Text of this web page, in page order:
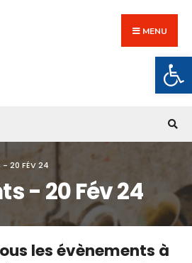
MENU
- 20 FÉV 24
- 20 Fév 24
les évènements à